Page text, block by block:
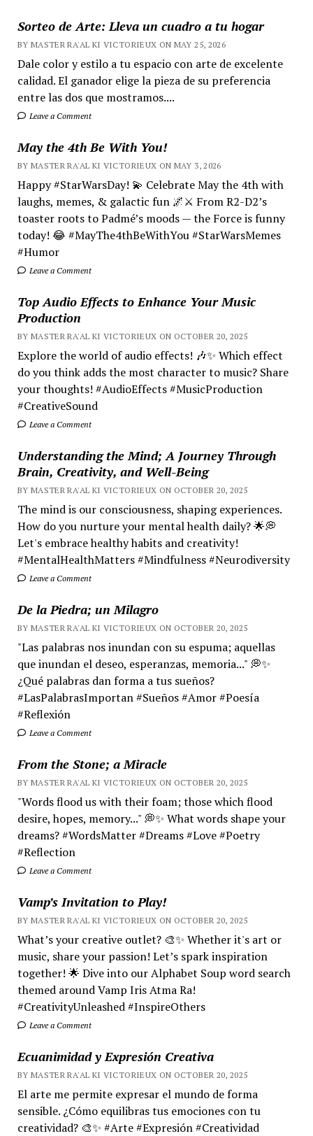
Sorteo de Arte: Lleva un cuadro a tu hogar
BY MASTER RA'AL KI VICTORIEUX ON MAY 25, 2026
Dale color y estilo a tu espacio con arte de excelente
calidad. El ganador elige la pieza de su preferencia
entre las dos que mostramos....
Leave a Comment
May the 4th Be With You!
BY MASTER RA'AL KI VICTORIEUX ON MAY 3, 2026
Happy #StarWarsDay! 💫 Celebrate May the 4th with
laughs, memes, & galactic fun 🌌⚔️ From R2-D2’s
toaster roots to Padmé’s moods — the Force is funny
today! 😂 #MayThe4thBeWithYou #StarWarsMemes
#Humor
Leave a Comment
Top Audio Effects to Enhance Your Music
Production
BY MASTER RA'AL KI VICTORIEUX ON OCTOBER 20, 2025
Explore the world of audio effects! 🎶✨ Which effect
do you think adds the most character to music? Share
your thoughts! #AudioEffects #MusicProduction
#CreativeSound
Leave a Comment
Understanding the Mind; A Journey Through
Brain, Creativity, and Well-Being
BY MASTER RA'AL KI VICTORIEUX ON OCTOBER 20, 2025
The mind is our consciousness, shaping experiences.
How do you nurture your mental health daily? 🌟💭
Let's embrace healthy habits and creativity!
#MentalHealthMatters #Mindfulness #Neurodiversity
Leave a Comment
De la Piedra; un Milagro
BY MASTER RA'AL KI VICTORIEUX ON OCTOBER 20, 2025
"Las palabras nos inundan con su espuma; aquellas
que inundan el deseo, esperanzas, memoria..." 💭✨
¿Qué palabras dan forma a tus sueños?
#LasPalabrasImportan #Sueños #Amor #Poesía
#Reflexión
Leave a Comment
From the Stone; a Miracle
BY MASTER RA'AL KI VICTORIEUX ON OCTOBER 20, 2025
"Words flood us with their foam; those which flood
desire, hopes, memory..." 💭✨ What words shape your
dreams? #WordsMatter #Dreams #Love #Poetry
#Reflection
Leave a Comment
Vamp’s Invitation to Play!
BY MASTER RA'AL KI VICTORIEUX ON OCTOBER 20, 2025
What’s your creative outlet? 🎨✨ Whether it's art or
music, share your passion! Let’s spark inspiration
together! 🌟 Dive into our Alphabet Soup word search
themed around Vamp Iris Atma Ra!
#CreativityUnleashed #InspireOthers
Leave a Comment
Ecuanimidad y Expresión Creativa
BY MASTER RA'AL KI VICTORIEUX ON OCTOBER 20, 2025
El arte me permite expresar el mundo de forma
sensible. ¿Cómo equilibras tus emociones con tu
creatividad? 🎨✨ #Arte #Expresión #Creatividad